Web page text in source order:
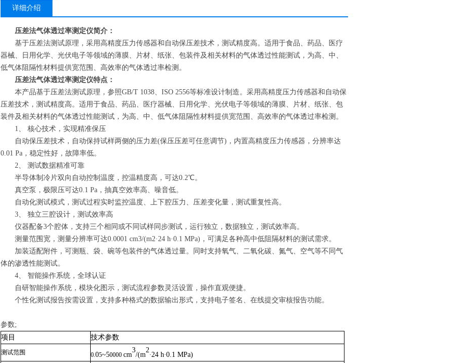
详细介绍
压差法气体透过率测定仪简介：
基于压差法测试原理，采用高精度压力传感器和自动保压差技术，测试精度高。适用于食品、药品、医疗
器械、日用化学、光伏电子等领域的薄膜、片材、纸张、包装件及相关材料的气体透过性能测试，为高、中、
低气体阻隔性材料提供宽范围、高效率的气体透过率检测。
压差法气体透过率测定仪特点：
本产品基于压差法测试原理，参照GB/T 1038、ISO 2556等标准设计制造。采用高精度压力传感器和自动保
压差技术，测试精度高。适用于食品、药品、医疗器械、日用化学、光伏电子等领域的薄膜、片材、纸张、包
装件及相关材料的气体透过性能测试，为高、中、低气体阻隔性材料提供宽范围、高效率的气体透过率检测。
1、 核心技术，实现精准保压
自动保压差技术，自动保持试样两侧的压力差(保压压差可任意调节)，内置高精度压力传感器，分辨率达
0.01 Pa，稳定性好，故障率低。
2、 测试数据精准可靠
半导体制冷片双向自动控制温度，控温精度高，可达0.2℃。
真空泵，极限压可达0.1 Pa，抽真空效率高、噪音低。
自动化测试模式，测试过程实时监控温度、上下腔压力、压差变化量，测试重复性高。
3、 独立三腔设计，测试效率高
仪器配备3个腔体，支持三个相同或不同试样同步测试，运行独立，数据独立，测试效率高。
测量范围宽，测量分辨率可达0.0001 cm3/(m2·24 h·0.1 MPa)，可满足各种高中低阻隔材料的测试需求。
加装适配附件，可测瓶、袋、碗等包装件的气体透过量。同时支持氧气、二氧化碳、氮气、空气等不同气
体的渗透性能测试。
4、 智能操作系统，全球认证
自研智能操作系统，模块化图示，测试流程参数灵活设置，操作直观便捷。
个性化测试报告按需设置，支持多种格式的数据输出形式，支持电子签名、在线提交审核报告功能。
参数;
项目
技术参数
测试范围 0.05~50000 cm
3
/(m
2
·24 h·0.1 MPa)